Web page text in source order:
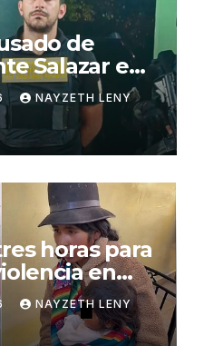
de
Salazar en
NAYZETH LENY
horas para
en
NAYZETH LENY